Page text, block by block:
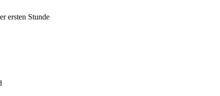
ersten Stunde